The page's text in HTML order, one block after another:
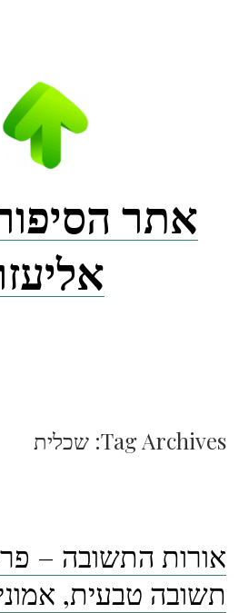
אתר
Tag Archives: שכלית
אורות התשובה –
תשובה טבעית,